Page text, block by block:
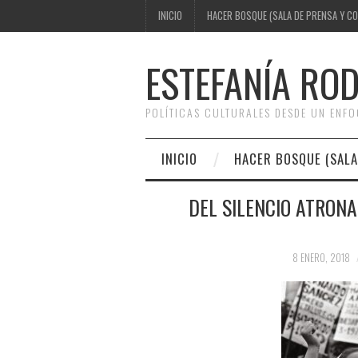
INICIO HACER BOSQUE (SALA DE PRENSA Y
ESTEFANÍA
POLÍTICAS CULTURALES DESDE UN
INICIO HACER BOSQUE
DEL SILENCIO
8 ENERO, 2018